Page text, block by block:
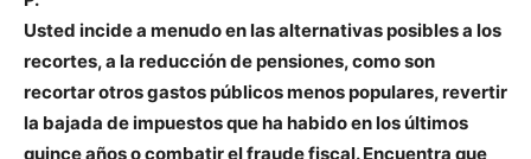
Usted incide a menudo en las alternativas posibles a los
recortes, a la reducción de pensiones, como son
recortar otros gastos públicos menos populares, revertir
la bajada de impuestos que ha habido en los últimos
quince años o combatir el fraude fiscal. Encuentra que